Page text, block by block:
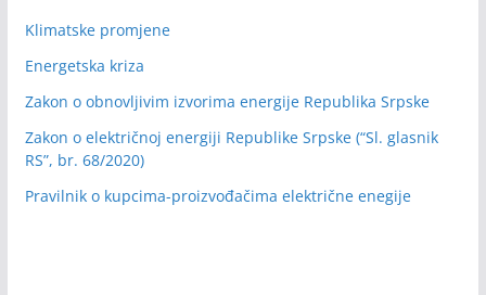
Klimatske promjene
Energetska kriza
Zakon o obnovljivim izvorima energije Republika Srpske
Zakon o električnoj energiji Republike Srpske (“Sl. glasnik
RS”, br. 68/2020)
Pravilnik o kupcima-proizvođačima električne enegije